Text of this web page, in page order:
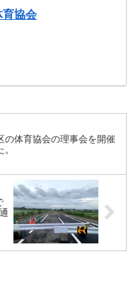
育協会
の体育協会の理事会を開催